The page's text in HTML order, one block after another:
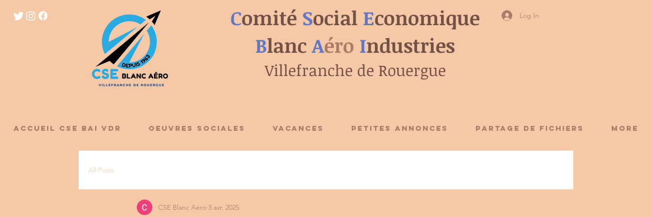
Log In
Comité Social Economique
Blanc Aéro Industries
Villefranche de Rouergue
ACCUEIL CSE BAI VDR OEUVRES SOCIALES VACANCES PETITES ANNONCES Partage de fichiers More
All Posts
CSE Blanc Aéro 3 avr. 2025